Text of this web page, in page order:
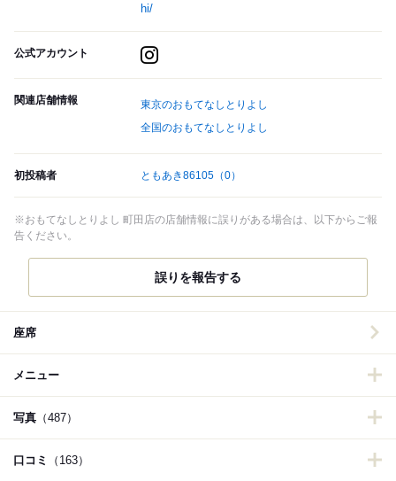
hi/
公式アカウント
関連店舗情報
東京のおもてなしとりよし
全国のおもてなしとりよし
初投稿者 ともあき86105 （0）
※おもてなしとりよし 町田店の店舗情報に誤りがある場合は、以下からご報
告ください。
誤りを報告する
座席
メニュー
写真 （487）
口コミ （163）